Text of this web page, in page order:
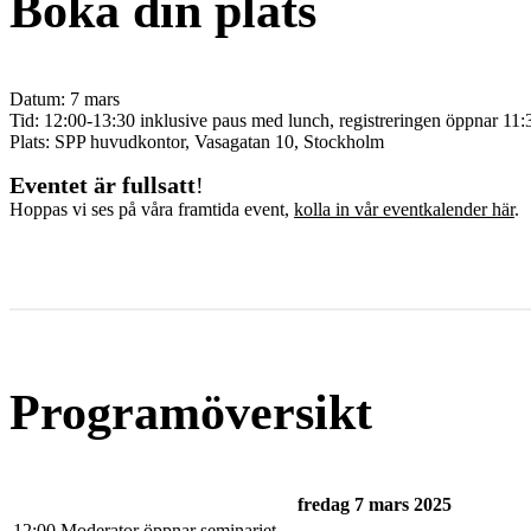
Datum: 7 mars
Tid: 12:00-13:30 inklusive paus med lunch, registreringen öppnar
Plats: SPP huvudkontor, Vasagatan 10, Stockholm
Eventet är fullsatt!
Hoppas vi ses på våra framtida event, kolla in vår eventkalender här.
Programöversikt
fredag 7 mars 2025